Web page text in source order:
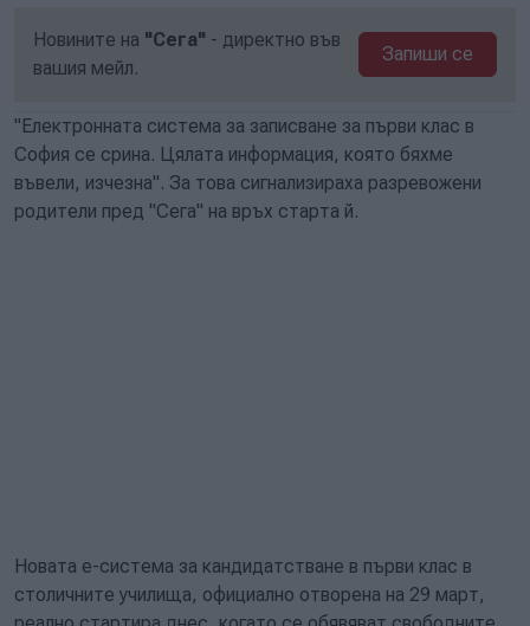
Новините на "Сега" - директно във
вашия мейл.
Запиши се
"Електронната система за записване за първи клас в
София се срина. Цялата информация, която бяхме
въвели, изчезна". За това сигнализираха разревожени
родители пред "Сега" на връх старта й.
Новата е-система за кандидатстване в първи клас в
столичните училища, официално отворена на 29 март,